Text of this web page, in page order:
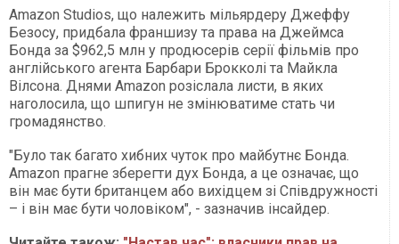
Amazon Studios, що належить мільярдеру Джеффу
Безосу, придбала франшизу та права на Джеймса
Бонда за $962,5 млн у продюсерів серії фільмів про
англійського агента Барбари Брокколі та Майкла
Вілсона. Днями Amazon розіслала листи, в яких
наголосила, що шпигун не змінюватиме стать чи
громадянство.
"Було так багато хибних чуток про майбутнє Бонда.
Amazon прагне зберегти дух Бонда, а це означає, що
він має бути британцем або вихідцем зі Співдружності
– і він має бути чоловіком", - зазначив інсайдер.